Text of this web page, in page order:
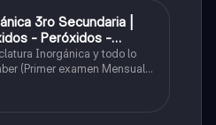
3ro Secundaria |
- Peróxidos -
Inorgánica y todo lo
(Primer examen Mensual